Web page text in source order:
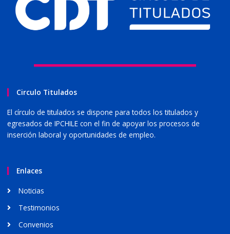
Circulo Titulados
El círculo de titulados se dispone para todos los titulados y
egresados de IPCHILE con el fin de apoyar los procesos de
inserción laboral y oportunidades de empleo.
Enlaces
Noticias
Testimonios
Convenios